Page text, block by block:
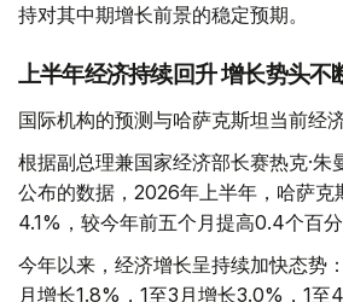
持对其中期增长前景的稳定预期。
上半年经济持续回升 增长势头不
国际机构的预测与哈萨克斯坦当前经
根据副总理兼国家经济部长赛热克·朱
公布的数据，2026年上半年，哈萨克
4.1%，较今年前五个月提高0.4个百分
今年以来，经济增长呈持续加快态势
月增长1.8%，1至3月增长3.0%，1至